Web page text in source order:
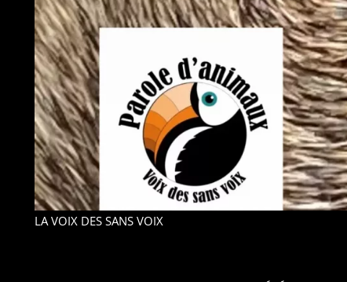
LA VOIX DES SANS VOIX